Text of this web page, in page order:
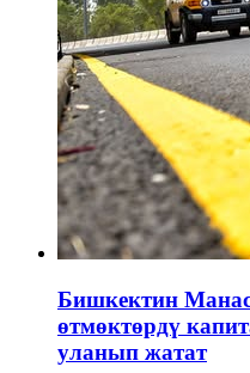
Бишкектин
өтмөктөрдү
уланып жатат